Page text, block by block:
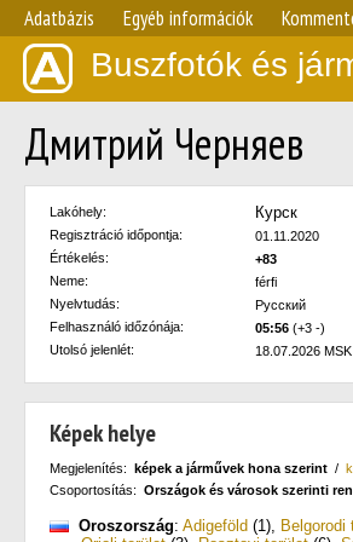
Adatbázis Egyéb információk
Buszfotók és
Дмитрий Черняев
Lakóhely: Курск
Regisztráció időpontja:
01.11.2020
Értékelés:
+83
Neme:
férfi
Nyelvtudás:
Русский
Felhasználó időzónája:
05:56 (+3 -)
Utolsó jelenlét:
18.07.2026
Képek helye
Megjelenítés: képek a járművek hona szerint /
Csoportosítás: Országok és városok szerinti
Oroszország: Adigeföld (1), Belgorodi